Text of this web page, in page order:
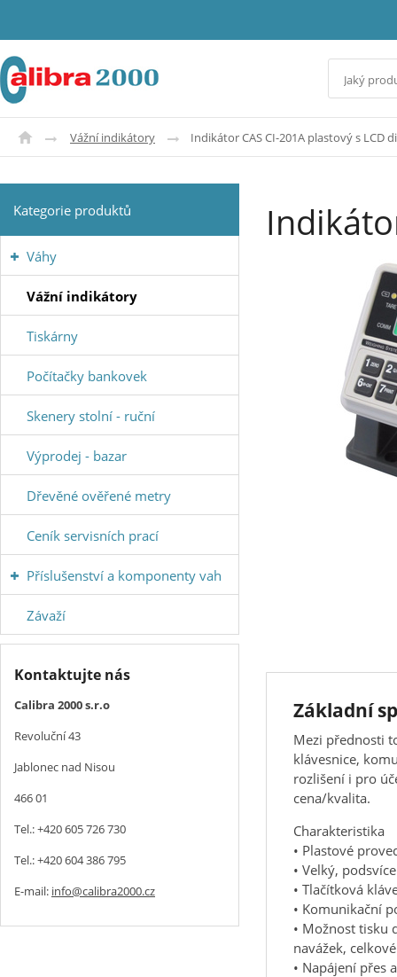
Vážní indikátory Indikátor CAS CI-201A plastový s LCD
Základní
Mezi přednosti
klávesnice,
rozlišení i pro
cena/kvalita.
Charakteristika
• Plastové
• Velký,
• Tlačítková
• Komunikační
• Možnost tisku
navážek,
• Napájení přes
Kategorie produktů
Váhy
Vážní indikátory
Tiskárny
Počítačky bankovek
Skenery stolní - ruční
Výprodej - bazar
Dřevěné ověřené metry
Ceník servisních prací
Příslušenství a komponenty vah
Závaží
Kontaktujte nás
Calibra 2000 s.r.o
Revoluční 43
Jablonec nad Nisou
466 01
Tel.: +420 605 726 730
Tel.: +420 604 386 795
E-mail: info@calibra2000.cz